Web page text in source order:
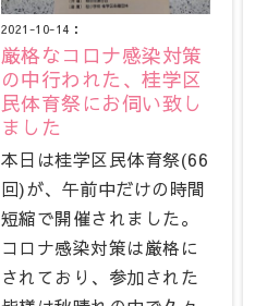
2021-10-14：
厳格なコロナ感染対策
の中行われた、桂学区
民体育祭にお伺い致し
ました
本日は桂学区民体育祭(66
回)が、午前中だけの時間
短縮で開催されました。
コロナ感染対策は厳格に
されており、参加された